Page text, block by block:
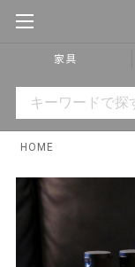
家具
HOME